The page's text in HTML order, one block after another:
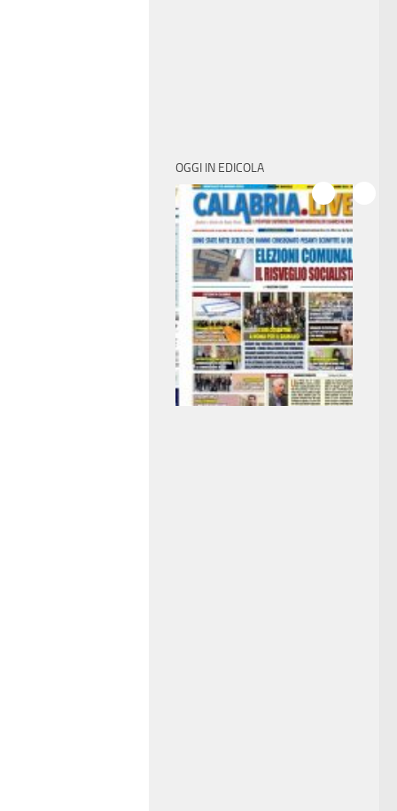
OGGI IN EDICOLA